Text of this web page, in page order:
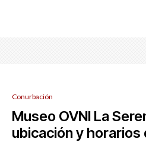
Conurbación
Museo OVNI La
ubicación y horarios